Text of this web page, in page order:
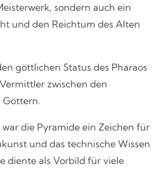
sondern auch ein
und den Reichtum des Alten
göttlichen Status des Pharaos
zwischen den
Göttern.
die Pyramide ein Zeichen für
und das technische Wissen
diente als Vorbild für viele